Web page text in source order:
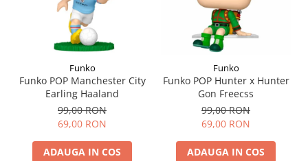
Funko
Funko POP Manchester City
Earling Haaland
99,00 RON
69,00 RON
ADAUGA IN COS
Funko
Funko POP Hunter x Hunter
Gon Freecss
99,00 RON
69,00 RON
ADAUGA IN COS